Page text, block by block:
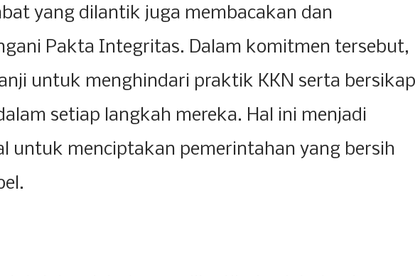
yang dilantik juga membacakan dan
Pakta Integritas. Dalam komitmen tersebut,
untuk menghindari praktik KKN serta bersikap
setiap langkah mereka. Hal ini menjadi
untuk menciptakan pemerintahan yang bersih